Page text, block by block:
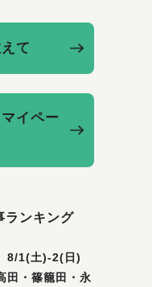
て
イペー
ランキング
8/1(土)‐2(日)
田・篠籠田・永